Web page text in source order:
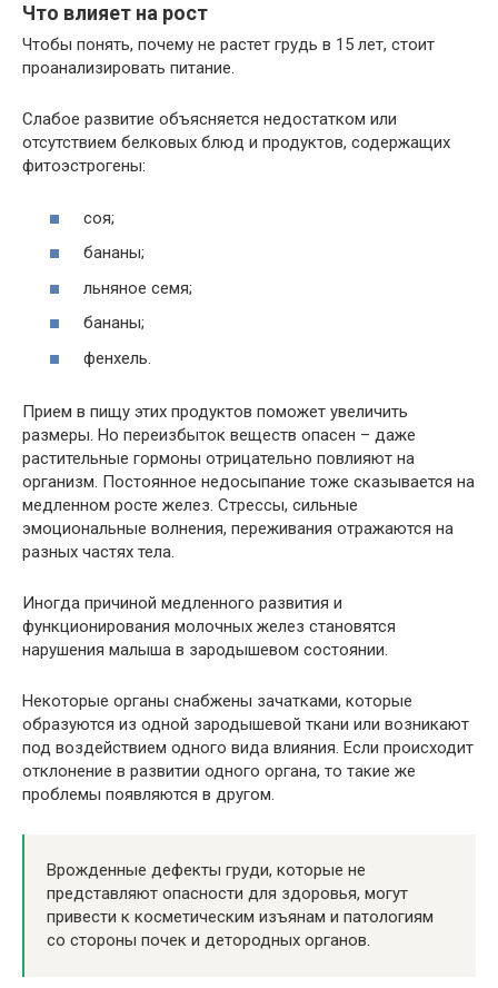
Что влияет на рост
Чтобы понять, почему не растет грудь в 15 лет, стоит
проанализировать питание.
Слабое развитие объясняется недостатком или
отсутствием белковых блюд и продуктов, содержащих
фитоэстрогены:
соя;
бананы;
льняное семя;
бананы;
фенхель.
Прием в пищу этих продуктов поможет увеличить
размеры. Но переизбыток веществ опасен – даже
растительные гормоны отрицательно повлияют на
организм. Постоянное недосыпание тоже сказывается на
медленном росте желез. Стрессы, сильные
эмоциональные волнения, переживания отражаются на
разных частях тела.
Иногда причиной медленного развития и
функционирования молочных желез становятся
нарушения малыша в зародышевом состоянии.
Некоторые органы снабжены зачатками, которые
образуются из одной зародышевой ткани или возникают
под воздействием одного вида влияния. Если происходит
отклонение в развитии одного органа, то такие же
проблемы появляются в другом.
Врожденные дефекты груди, которые не
представляют опасности для здоровья, могут
привести к косметическим изъянам и патологиям
со стороны почек и детородных органов.